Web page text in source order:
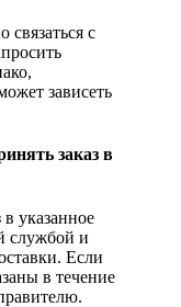
с
зависеть
заказ в
указанное
службой и
Если
в течение